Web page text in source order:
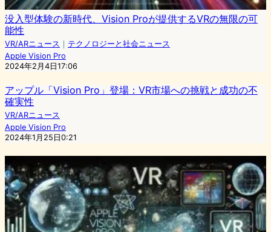
没入型体験の新時代、Vision Proが提供するVRの無限の可
能性
VR/ARニュース ｜ テクノロジーと社会ニュース
Apple Vision Pro
2024年2月4日17:06
アップル「Vision Pro」登場：VR市場への挑戦と成功の不
確実性
VR/ARニュース
Apple Vision Pro
2024年1月25日0:21